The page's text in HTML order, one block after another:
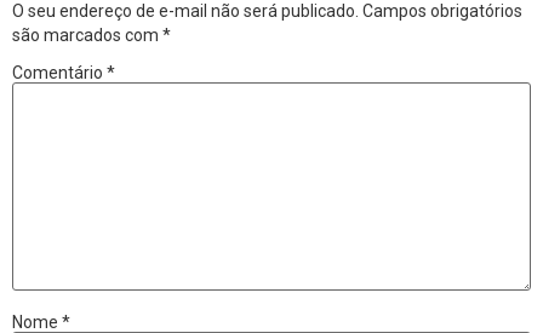
O seu endereço de e-mail não será publicado. Campos obrigatórios
são marcados com *
Comentário *
Nome *